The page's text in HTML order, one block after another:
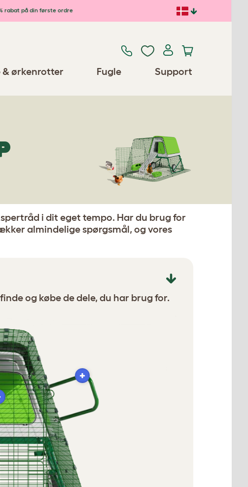
rabat på din første ordre
& ørkenrotter Fugle Support
i dit eget tempo. Har du brug for
almindelige spørgsmål, og vores
og købe de dele, du har brug for.